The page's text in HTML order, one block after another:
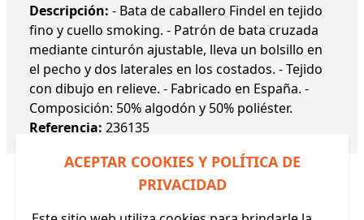
Descripción: - Bata de caballero Findel en tejido
fino y cuello smoking. - Patrón de bata cruzada
mediante cinturón ajustable, lleva un bolsillo en
el pecho y dos laterales en los costados. - Tejido
con dibujo en relieve. - Fabricado en España. -
Composición: 50% algodón y 50% poliéster.
Referencia: 236135
ACEPTAR COOKIES Y POLÍTICA DE
PRIVACIDAD